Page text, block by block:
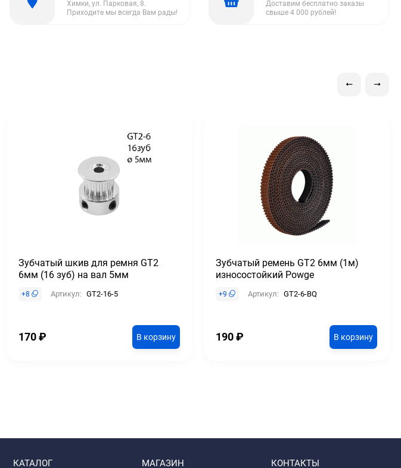
Химки, ул. Парковая, 8.
Приходите мы всегда Вам рады!
Доставим бесплатно заказы
свыше 4 000 рублей!
Зубчатый шкив для ремня GT2
6мм (16 зуб) на вал 5мм
+8 Артикул: GT2-16-5
170₽ В корзину
Зубчатый ремень GT2 6мм (1м)
износостойкий Powge
+9 Артикул: GT2-6-BQ
190₽ В корзину
КАТАЛОГ МАГАЗИН КОНТАКТЫ